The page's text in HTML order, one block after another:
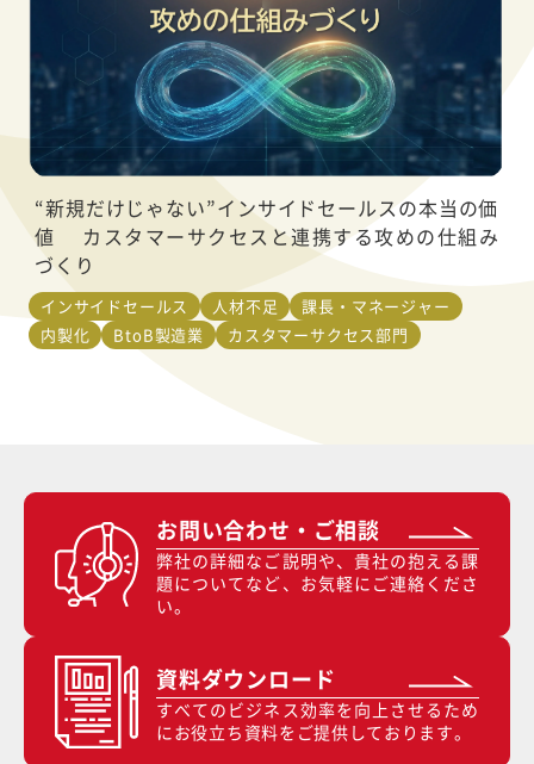
“新規だけじゃない”インサイドセールスの本当の価
値 カスタマーサクセスと連携する攻めの仕組み
づくり
インサイドセールス 人材不足
課長・マネージャー
内製化
BtoB製造業 カスタマーサクセス部門
お問い合わせ・ご相談
弊社の詳細なご説明や、貴社の抱える課
題についてなど、お気軽にご連絡くださ
い。
資料ダウンロード
すべてのビジネス効率を向上させるため
にお役立ち資料をご提供しております。